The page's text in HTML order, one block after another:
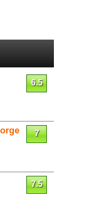
6.5
7
7.5